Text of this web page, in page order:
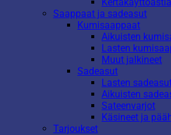
Saappaat ja sadeasut
Kumisaappaat
Aikuisten
Lasten
Muut jalkineet
Sadeasut
Lasten
Aikuisten
Sateenvarjot
Käsineet ja
Tarjoukset